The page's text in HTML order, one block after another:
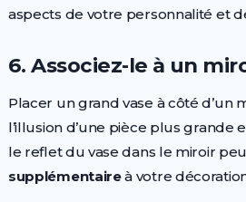
aspects de votre personnalité et
6. Associez-le à un
Placer un grand vase à côté d’un
l’illusion d’une pièce plus grande
le reflet du vase dans le miroir
supplémentaireà votre